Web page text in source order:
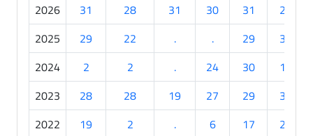
2026
31 28 31 30 31
24
2025
29 22 . . 29
30
2024
2 2 . 24 30
19
2023
28 28 19 27 29
30
2022
19 2 . 6 17
22